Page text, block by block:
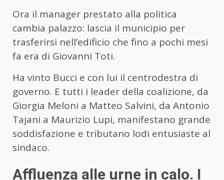
Ora il manager prestato alla politica
cambia palazzo: lascia il municipio per
trasferirsi nell’edificio che fino a pochi mesi
fa era di Giovanni Toti.
Ha vinto Bucci e con lui il centrodestra di
governo. E tutti i leader della coalizione, da
Giorgia Meloni a Matteo Salvini, da Antonio
Tajani a Maurizio Lupi, manifestano grande
soddisfazione e tributano lodi entusiaste al
sindaco.
Affluenza alle urne in calo. I